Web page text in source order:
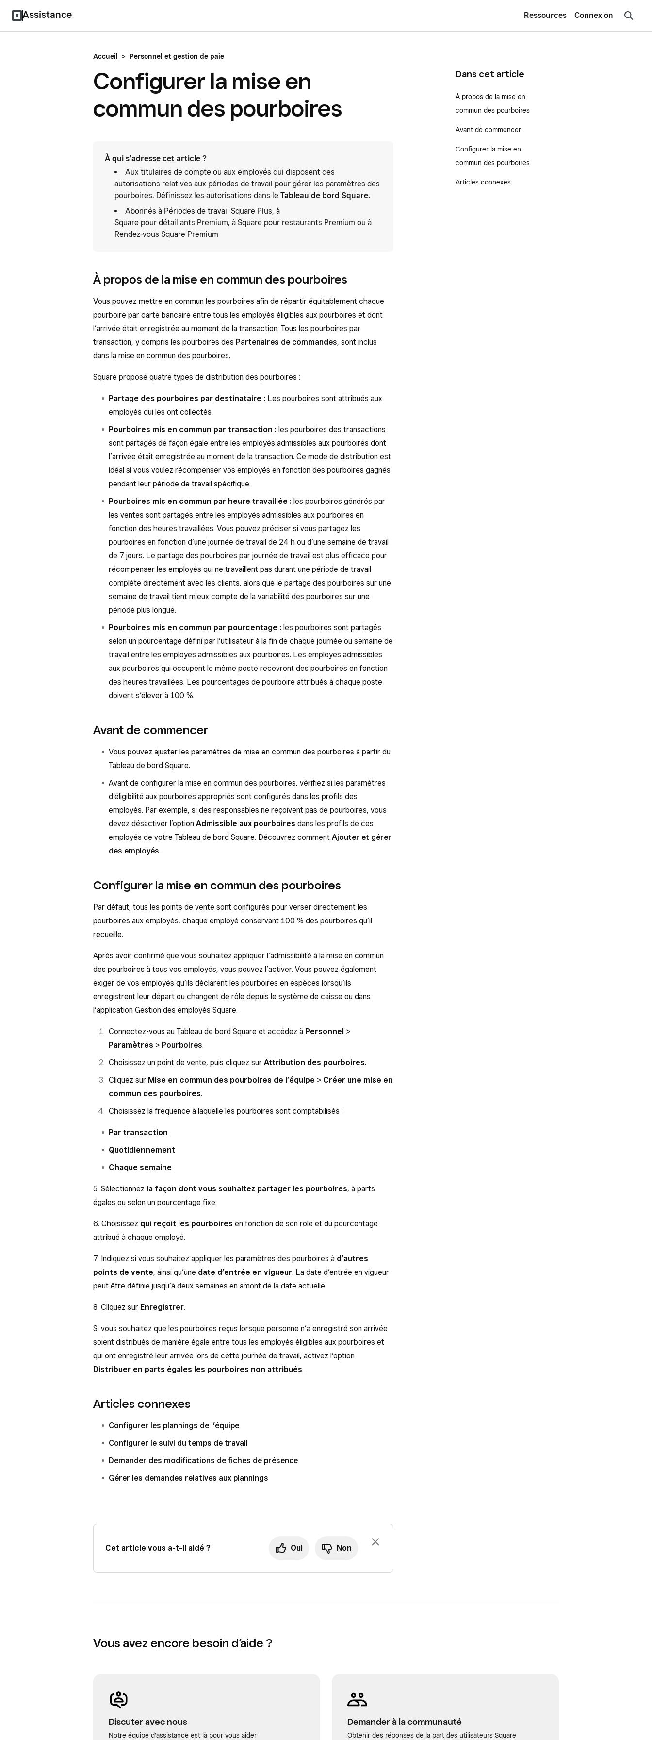
Assistance Ressources Connexion
Accueil > Personnel et gestion de paie
Configurer la mise en
commun des pourboires
À qui s’adresse cet article ?
Aux titulaires de compte ou aux employés qui disposent des
autorisations relatives aux périodes de travail pour gérer les paramètres des
pourboires. Définissez les autorisations dans le Tableau de bord Square.
Abonnés à Périodes de travail Square Plus, à
Square pour détaillants Premium, à Square pour restaurants Premium ou à
Rendez-vous Square Premium
À propos de la mise en commun des pourboires
Vous pouvez mettre en commun les pourboires afin de répartir équitablement chaque
pourboire par carte bancaire entre tous les employés éligibles aux pourboires et dont
l’arrivée était enregistrée au moment de la transaction. Tous les pourboires par
transaction, y compris les pourboires des Partenaires de commandes, sont inclus
dans la mise en commun des pourboires.
Square propose quatre types de distribution des pourboires :
Partage des pourboires par destinataire : Les pourboires sont attribués aux
employés qui les ont collectés.
Pourboires mis en commun par transaction : les pourboires des transactions
sont partagés de façon égale entre les employés admissibles aux pourboires dont
l’arrivée était enregistrée au moment de la transaction. Ce mode de distribution est
idéal si vous voulez récompenser vos employés en fonction des pourboires gagnés
pendant leur période de travail spécifique.
Pourboires mis en commun par heure travaillée : les pourboires générés par
les ventes sont partagés entre les employés admissibles aux pourboires en
fonction des heures travaillées. Vous pouvez préciser si vous partagez les
pourboires en fonction d’une journée de travail de 24 h ou d’une semaine de travail
de 7 jours. Le partage des pourboires par journée de travail est plus efficace pour
récompenser les employés qui ne travaillent pas durant une période de travail
complète directement avec les clients, alors que le partage des pourboires sur une
semaine de travail tient mieux compte de la variabilité des pourboires sur une
période plus longue.
Pourboires mis en commun par pourcentage : les pourboires sont partagés
selon un pourcentage défini par l’utilisateur à la fin de chaque journée ou semaine de
travail entre les employés admissibles aux pourboires. Les employés admissibles
aux pourboires qui occupent le même poste recevront des pourboires en fonction
des heures travaillées. Les pourcentages de pourboire attribués à chaque poste
doivent s’élever à 100 %.
Avant de commencer
Vous pouvez ajuster les paramètres de mise en commun des pourboires à partir du
Tableau de bord Square.
Avant de configurer la mise en commun des pourboires, vérifiez si les paramètres
d’éligibilité aux pourboires appropriés sont configurés dans les profils des
employés. Par exemple, si des responsables ne reçoivent pas de pourboires, vous
devez désactiver l’option Admissible aux pourboires dans les profils de ces
employés de votre Tableau de bord Square. Découvrez comment Ajouter et gérer
des employés.
Configurer la mise en commun des pourboires
Par défaut, tous les points de vente sont configurés pour verser directement les
pourboires aux employés, chaque employé conservant 100 % des pourboires qu’il
recueille.
Après avoir confirmé que vous souhaitez appliquer l’admissibilité à la mise en commun
des pourboires à tous vos employés, vous pouvez l’activer. Vous pouvez également
exiger de vos employés qu’ils déclarent les pourboires en espèces lorsqu’ils
enregistrent leur départ ou changent de rôle depuis le système de caisse ou dans
l’application Gestion des employés Square.
Connectez-vous au Tableau de bord Square et accédez à Personnel >
Paramètres > Pourboires.
Choisissez un point de vente, puis cliquez sur Attribution des pourboires.
Cliquez sur Mise en commun des pourboires de l’équipe > Créer une mise en
commun des pourboires.
Choisissez la fréquence à laquelle les pourboires sont comptabilisés :
Par transaction
Quotidiennement
Chaque semaine
5. Sélectionnez la façon dont vous souhaitez partager les pourboires, à parts
égales ou selon un pourcentage fixe.
6. Choisissez qui reçoit les pourboires en fonction de son rôle et du pourcentage
attribué à chaque employé.
7. Indiquez si vous souhaitez appliquer les paramètres des pourboires à d’autres
points de vente, ainsi qu’une date d’entrée en vigueur. La date d’entrée en vigueur
peut être définie jusqu’à deux semaines en amont de la date actuelle.
8. Cliquez sur Enregistrer.
Si vous souhaitez que les pourboires reçus lorsque personne n’a enregistré son arrivée
soient distribués de manière égale entre tous les employés éligibles aux pourboires et
qui ont enregistré leur arrivée lors de cette journée de travail, activez l’option
Distribuer en parts égales les pourboires non attribués.
Articles connexes
Configurer les plannings de l’équipe
Configurer le suivi du temps de travail
Demander des modifications de fiches de présence
Gérer les demandes relatives aux plannings
Cet article vous a-t-il aidé ? Oui Non
Dans cet article
À propos de la mise en
commun des pourboires
Avant de commencer
Configurer la mise en
commun des pourboires
Articles connexes
Vous avez encore besoin d’aide ?
Discuter avec nous
Notre équipe d’assistance est là pour vous aider
Demander à la communauté
Obtenir des réponses de la part des utilisateurs Square